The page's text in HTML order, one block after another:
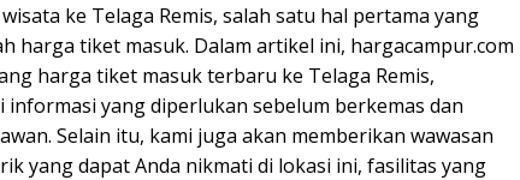
ke Telaga Remis, salah satu hal pertama yang
harga tiket masuk. Dalam artikel ini, hargacampur.com
harga tiket masuk terbaru ke Telaga Remis,
informasi yang diperlukan sebelum berkemas dan
Selain itu, kami juga akan memberikan wawasan
yang dapat Anda nikmati di lokasi ini, fasilitas yang